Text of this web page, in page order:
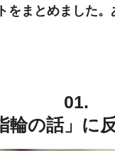
をまとめました
01.
輪の話」に